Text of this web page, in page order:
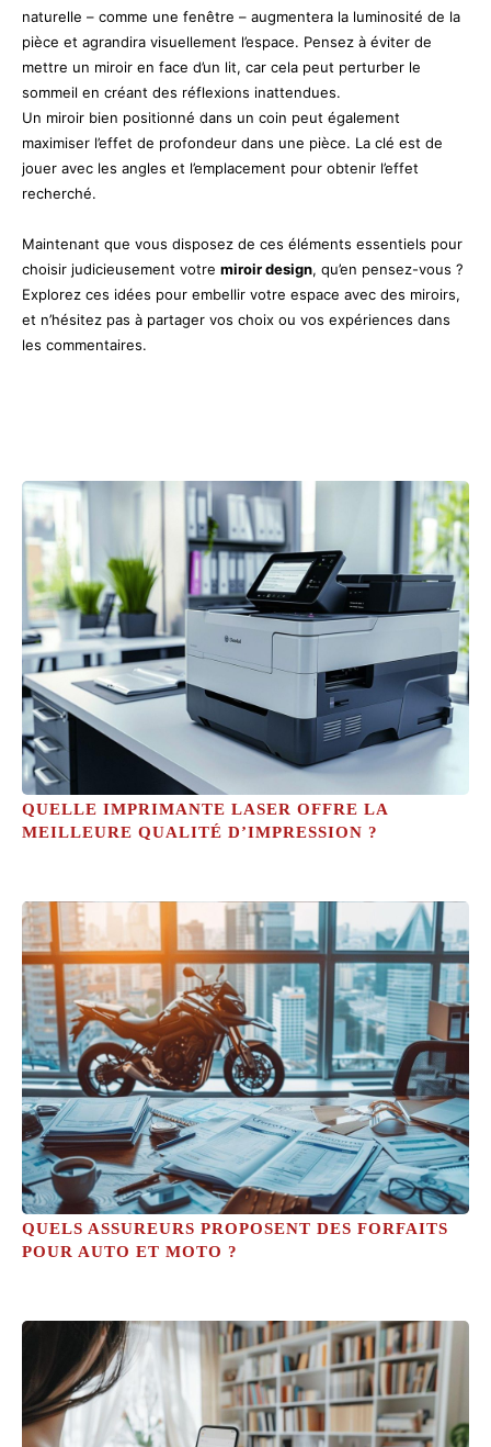
naturelle – comme une fenêtre – augmentera la luminosité de la
pièce et agrandira visuellement l’espace. Pensez à éviter de
mettre un miroir en face d’un lit, car cela peut perturber le
sommeil en créant des réflexions inattendues.
Un miroir bien positionné dans un coin peut également
maximiser l’effet de profondeur dans une pièce. La clé est de
jouer avec les angles et l’emplacement pour obtenir l’effet
recherché.
Maintenant que vous disposez de ces éléments essentiels pour
choisir judicieusement votre miroir design, qu’en pensez-vous ?
Explorez ces idées pour embellir votre espace avec des miroirs,
et n’hésitez pas à partager vos choix ou vos expériences dans
les commentaires.
QUELLE IMPRIMANTE LASER OFFRE LA
MEILLEURE QUALITÉ D’IMPRESSION ?
QUELS ASSUREURS PROPOSENT DES FORFAITS
POUR AUTO ET MOTO ?